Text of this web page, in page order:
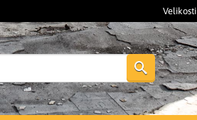
Velikosti
Vyhledat